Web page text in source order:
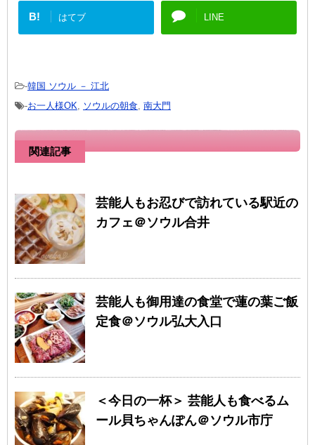
B! はてブ LINE
-韓国 ソウル － 江北
-お一人様OK ソウルの朝食 南大門
関連記事
芸能人もお忍びで訪れている駅近の
カフェ＠ソウル合井
芸能人も御用達の食堂で蓮の葉ご飯
定食＠ソウル弘大入口
＜今日の一杯＞ 芸能人も食べるム
ール貝ちゃんぽん＠ソウル市庁